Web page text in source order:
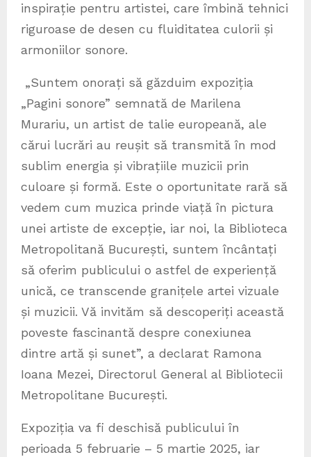
inspirație pentru artistei, care îmbină tehnici
riguroase de desen cu fluiditatea culorii și
armoniilor sonore.
„Suntem onorați să găzduim expoziția
„Pagini sonore” semnată de Marilena
Murariu, un artist de talie europeană, ale
cărui lucrări au reușit să transmită în mod
sublim energia și vibrațiile muzicii prin
culoare și formă. Este o oportunitate rară să
vedem cum muzica prinde viață în pictura
unei artiste de excepție, iar noi, la Biblioteca
Metropolitană București, suntem încântați
să oferim publicului o astfel de experiență
unică, ce transcende granițele artei vizuale
și muzicii. Vă invităm să descoperiți această
poveste fascinantă despre conexiunea
dintre artă și sunet”, a declarat Ramona
Ioana Mezei, Directorul General al Bibliotecii
Metropolitane București.
Expoziția va fi deschisă publicului în
perioada 5 februarie – 5 martie 2025, iar